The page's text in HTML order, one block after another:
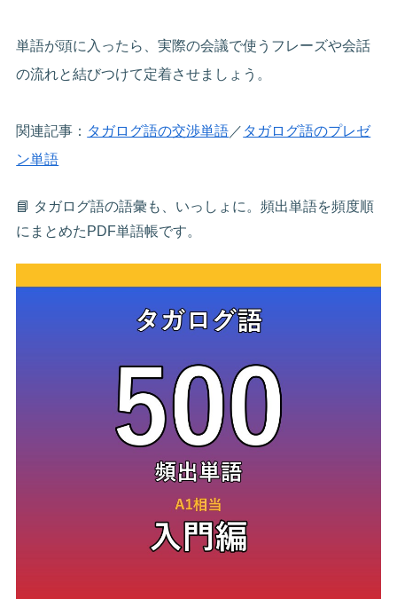
単語が頭に入ったら、実際の会議で使うフレーズや会話
の流れと結びつけて定着させましょう。
関連記事： タガログ語の交渉単語／ タガログ語のプレゼ
ン単語
📘 タガログ語の語彙も、いっしょに。頻出単語を頻度順
にまとめたPDF単語帳です。